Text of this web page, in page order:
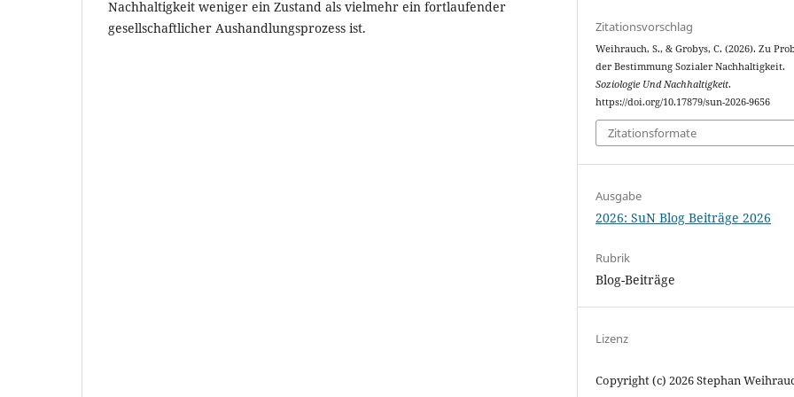
Nachhaltigkeit weniger ein Zustand als vielmehr ein fortlaufender
gesellschaftlicher Aushandlungsprozess ist.
Zitationsvorschlag
Weihrauch, S., & Grobys, C. (2026). Zu
der Bestimmung Sozialer Nachhaltigkeit.
Soziologie Und Nachhaltigkeit.
https://doi.org/10.17879/sun-2026-9656
Zitationsformate
Ausgabe
2026: SuN Blog Beiträge 2026
Rubrik
Blog-Beiträge
Lizenz
Copyright (c) 2026 Stephan